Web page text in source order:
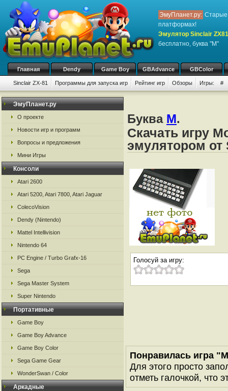
ЭмуПланет.ру: Старые
платформах!
Эмулятор Sinclair ZX81
бесплатно, буква "M"
Главная Dendy Game Boy GBAdvance GBColor
Sinclair ZX-81 Программы для запуска игр Рейтинг игр Обзоры Игры: #
ЭмуПланет.ру
О проекте
Новости игр и программ
Вопросы и предложения
Мини Игры
Консоли
Atari 2600
Atari 5200, Atari 7800, Atari Jaguar
ColecoVision
Dendy (Nintendo)
Mattel Intellivision
Nintendo 64
PC Engine / Turbo Grafx-16
Sega
Sega Master System
Super Nintendo
Портативные
Game Boy
Game Boy Advance
Game Boy Color
Sega Game Gear
WonderSwan / Color
Аркадные
Буква M.
Скачать игру
эмулятором от
Голосуй за игру:
Понравилась игра
Для этого просто
отметь галочкой, что